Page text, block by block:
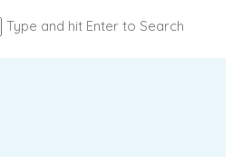
Type and hit Enter to Search